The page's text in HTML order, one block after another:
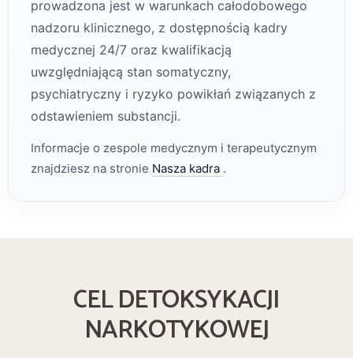
prowadzona jest w warunkach całodobowego
nadzoru klinicznego, z dostępnością kadry
medycznej 24/7 oraz kwalifikacją
uwzględniającą stan somatyczny,
psychiatryczny i ryzyko powikłań związanych z
odstawieniem substancji.
Informacje o zespole medycznym i terapeutycznym
znajdziesz na stronie Nasza kadra .
CEL DETOKSYKACJI
NARKOTYKOWEJ